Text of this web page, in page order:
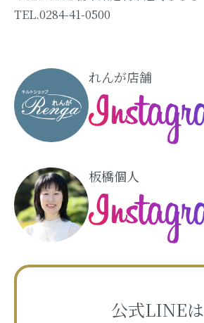
TEL.0284-41-0500
れんが店舗
板橋個人
公式LINEは